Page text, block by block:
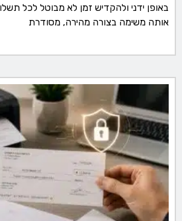
באופן ידני ולהקדיש זמן לא מבוטל לכל
אותה משימה בצורה מהירה, מסודרת